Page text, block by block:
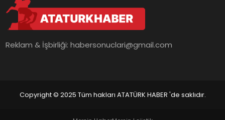
Reklam & İşbirliği:habersonuclari@gmail.com
Copyright © 2025 Tüm hakları ATATÜRK HABER 'de saklıdır.